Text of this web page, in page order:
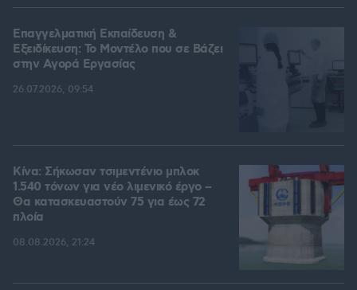
Επαγγελματική Εκπαίδευση &
Εξειδίκευση: Το Mοντέλο που σε Bάζει
στην Aγορά Eργασίας
26.07.2026, 09:54
Κίνα: Σήκωσαν τσιμεντένιο μπλοκ
1.540 τόνων για νέο λιμενικό έργο –
Θα κατασκευαστούν 75 για έως 72
πλοία
08.08.2026, 21:24